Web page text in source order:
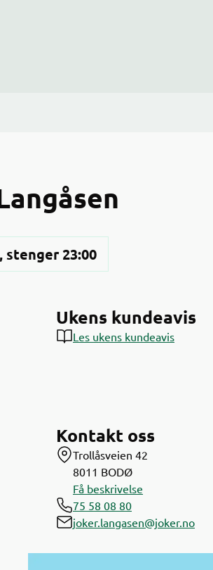
stenger 23:00
Ukens kundeavis
Les ukens kundeavis
Kontakt oss
Trollåsveien 42
8011 BODØ
Få beskrivelse
75 58 08 80
joker.langasen@joker.no